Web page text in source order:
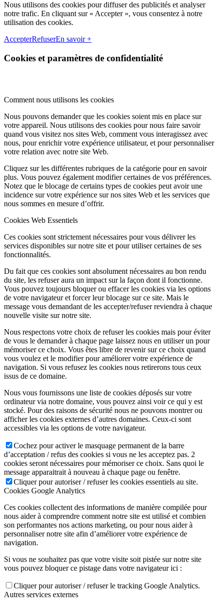
Nous utilisons des cookies pour diffuser des publicités et analyser
notre trafic. En cliquant sur « Accepter », vous consentez à notre
utilisation des cookies.
AccepterRefuserEn savoir +
Cookies et paramètres de confidentialité
Comment nous utilisons les cookies
Nous pouvons demander que les cookies soient mis en place sur
votre appareil. Nous utilisons des cookies pour nous faire savoir
quand vous visitez nos sites Web, comment vous interagissez avec
nous, pour enrichir votre expérience utilisateur, et pour personnaliser
votre relation avec notre site Web.
Cliquez sur les différentes rubriques de la catégorie pour en savoir
plus. Vous pouvez également modifier certaines de vos préférences.
Notez que le blocage de certains types de cookies peut avoir une
incidence sur votre expérience sur nos sites Web et les services que
nous sommes en mesure d’offrir.
Cookies Web Essentiels
Ces cookies sont strictement nécessaires pour vous délivrer les
services disponibles sur notre site et pour utiliser certaines de ses
fonctionnalités.
Du fait que ces cookies sont absolument nécessaires au bon rendu
du site, les refuser aura un impact sur la façon dont il fonctionne.
Vous pouvez toujours bloquer ou effacer les cookies via les options
de votre navigateur et forcer leur blocage sur ce site. Mais le
message vous demandant de les accepter/refuser reviendra à chaque
nouvelle visite sur notre site.
Nous respectons votre choix de refuser les cookies mais pour éviter
de vous le demander à chaque page laissez nous en utiliser un pour
mémoriser ce choix. Vous êtes libre de revenir sur ce choix quand
vous voulez et le modifier pour améliorer votre expérience de
navigation. Si vous refusez les cookies nous retirerons tous ceux
issus de ce domaine.
Nous vous fournissons une liste de cookies déposés sur votre
ordinateur via notre domaine, vous pouvez ainsi voir ce qui y est
stocké. Pour des raisons de sécurité nous ne pouvons montrer ou
afficher les cookies externes d’autres domaines. Ceux-ci sont
accessibles via les options de votre navigateur.
Cochez pour activer le masquage permanent de la barre
d’acceptation / refus des cookies si vous ne les acceptez pas. 2
cookies seront nécessaires pour mémoriser ce choix. Sans quoi le
message apparaitrait à nouveau à chaque page ou fenêtre.
Cliquer pour autoriser / refuser les cookies essentiels au site.
Cookies Google Analytics
Ces cookies collectent des informations de manière compilée pour
nous aider à comprendre comment notre site est utilisé et combien
son performantes nos actions marketing, ou pour nous aider à
personnaliser notre site afin d’améliorer votre expérience de
navigation.
Si vous ne souhaitez pas que votre visite soit pistée sur notre site
vous pouvez bloquer ce pistage dans votre navigateur ici :
Cliquer pour autoriser / refuser le tracking Google Analytics.
Autres services externes